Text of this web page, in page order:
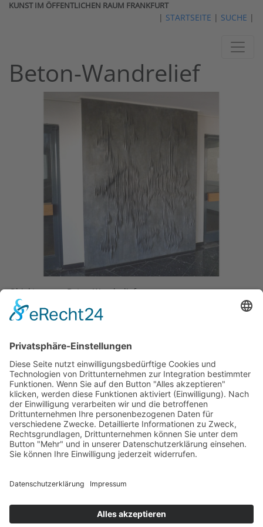
KUNST IM ÖFFENTLICHEN RAUM FRANKFURT
| STARTSEITE | SUCHE |
Beton-Wandrelief
Objekt:
Beton-Wandrelief
Standort:
Stadtteil:
Ostend
Material:
Stahlbeton
Entstehung:
1963
Eigentum von:Stadt Frankfurt, Amt für Bau und Immobilien
In der Linné-Schule (Ostend) schmückt seit 1963 das Beton-
Wandrelief die Wand zwischen Eingangstür und Turnhalle,
das auf den Frankfurter Künstler Arnold Schamretta
zurückgeht. Es handelt sich um ein abstraktes Relief aus
Stahlbeton mit Lamellenstruktur. Die Negativform aus Gips
wurde mit Beton ausgegossen, armiert und mit
1,92 Meter.